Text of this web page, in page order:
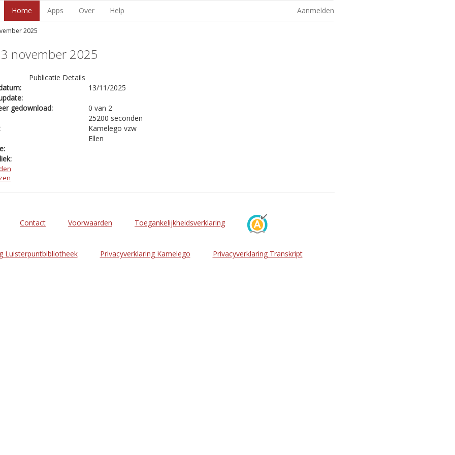
Home Apps Over Help Aanmelden
2025
november 2025
Publicatie Details
13/11/2025
gedownload:
0 van 2
25200 seconden
Kamelego vzw
Ellen
Contact Voorwaarden Toegankelijkheidsverklaring
Luisterpuntbibliotheek Privacyverklaring Kamelego Privacyverklaring Transkript